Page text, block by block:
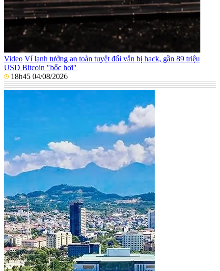
Video Ví lạnh tưởng an toàn tuyệt đối vẫn bị hack, gần 89 triệu
USD Bitcoin "bốc hơi"
18h45 04/08/2026